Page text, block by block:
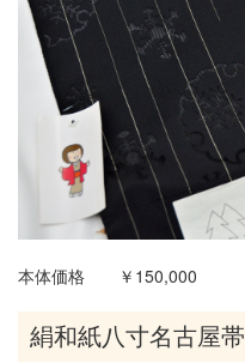
本体価格 ￥150,000
絹和紙八寸名古屋帯